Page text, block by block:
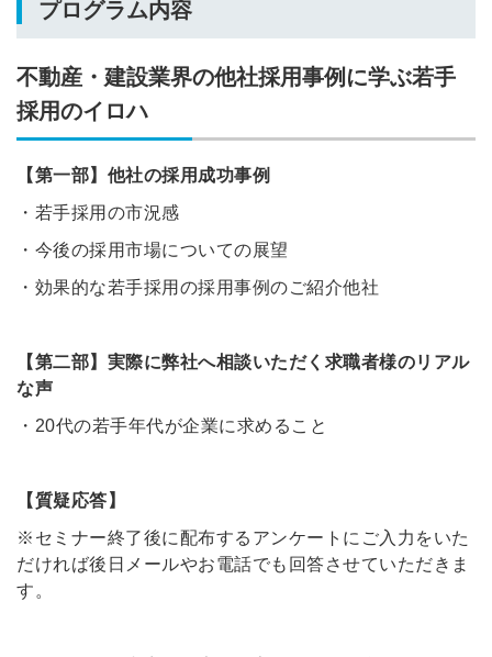
プログラム内容
不動産・建設業界の他社採用事例に学ぶ若手
採用のイロハ
【第一部】他社の採用成功事例
・若手採用の市況感
・今後の採用市場についての展望
・効果的な若手採用の採用事例のご紹介他社
【第二部】実際に弊社へ相談いただく求職者様のリアル
な声
・20代の若手年代が企業に求めること
【質疑応答】
※セミナー終了後に配布するアンケートにご入力をいた
だければ後日メールやお電話でも回答させていただきま
す。